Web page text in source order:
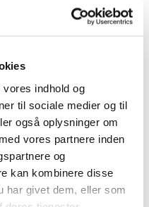
indhold og
til sociale medier og til
også oplysninger om
vores partnere inden
og
kan kombinere disse
har givet dem, eller som
Hund På Rejse